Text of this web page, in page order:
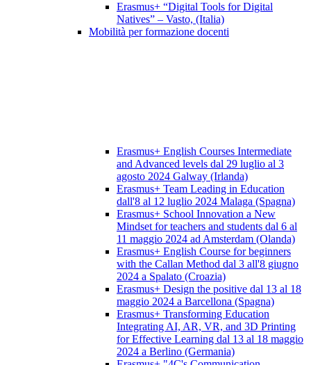
Erasmus+ “Digital Tools for Digital
Natives” – Vasto, (Italia)
Mobilità per formazione docenti
Erasmus+ English Courses Intermediate
and Advanced levels dal 29 luglio al 3
agosto 2024 Galway (Irlanda)
Erasmus+ Team Leading in Education
dall'8 al 12 luglio 2024 Malaga (Spagna)
Erasmus+ School Innovation a New
Mindset for teachers and students dal 6 al
11 maggio 2024 ad Amsterdam (Olanda)
Erasmus+ English Course for beginners
with the Callan Method dal 3 all'8 giugno
2024 a Spalato (Croazia)
Erasmus+ Design the positive dal 13 al 18
maggio 2024 a Barcellona (Spagna)
Erasmus+ Transforming Education
Integrating AI, AR, VR, and 3D Printing
for Effective Learning dal 13 al 18 maggio
2024 a Berlino (Germania)